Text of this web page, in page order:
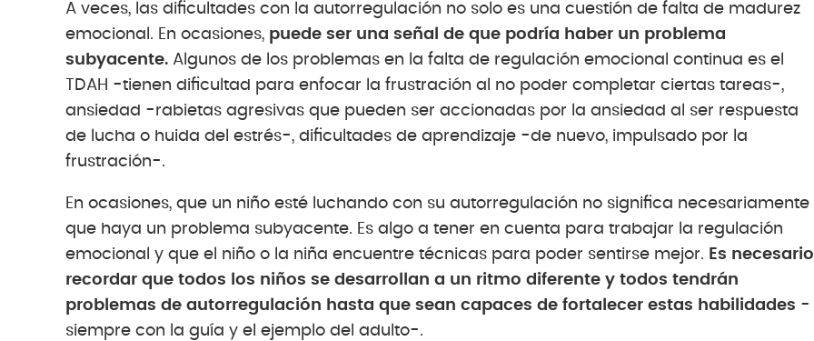
A veces, las dificultades con la autorregulación no solo es una cuestión de falta de madurez
emocional. En ocasiones, puede ser una señal de que podría haber un problema
subyacente. Algunos de los problemas en la falta de regulación emocional continua es el
TDAH -tienen dificultad para enfocar la frustración al no poder completar ciertas tareas-,
ansiedad -rabietas agresivas que pueden ser accionadas por la ansiedad al ser respuesta
de lucha o huida del estrés-, dificultades de aprendizaje -de nuevo, impulsado por la
frustración-.
En ocasiones, que un niño esté luchando con su autorregulación no significa necesariamente
que haya un problema subyacente. Es algo a tener en cuenta para trabajar la regulación
emocional y que el niño o la niña encuentre técnicas para poder sentirse mejor. Es necesario
recordar que todos los niños se desarrollan a un ritmo diferente y todos tendrán
problemas de autorregulación hasta que sean capaces de fortalecer estas habilidades -
siempre con la guía y el ejemplo del adulto-.